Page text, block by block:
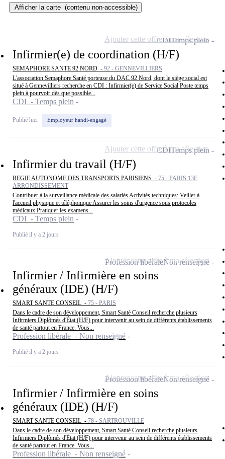
Afficher la carte (contenu non-accessible)
Infirmier(e) de coordination (H/F)
SEMAPHORE SANTE 92 NORD - 92 - GENNEVILLIERS
L'association Semaphore Santé porteuse du DAC 92 Nord, dont le siège social est
situé à Gennevilliers recherche en CDI : Infirmier(e) de Service Social Poste temps
plein à pourvoir dès que possible...
CDI - Temps plein
Publié hier Employeur handi-engagé
CDITemps plein
Ajouter cette offre à ma sélection
Infirmier du travail (H/F)
REGIE AUTONOME DES TRANSPORTS PARISIENS - 75 - PARIS 13E
ARRONDISSEMENT
Contribuer à la surveillance médicale des salariés Activités techniques: Veiller à
l'accueil physique et téléphonique Assurer les soins d'urgence sous protocoles
médicaux Pratiquer les examens...
CDI - Temps plein
Publié il y a 2 jours
CDITemps plein
Ajouter cette offre à ma sélection
Infirmier / Infirmière en soins
généraux (IDE) (H/F)
SMART SANTE CONSEIL - 75 - PARIS
Dans le cadre de son développement, Smart Santé Conseil recherche plusieurs
Infirmiers Diplômés d'État (H/F) pour intervenir au sein de différents établissements
de santé partout en France. Vous...
Profession libérale - Non renseigné
Publié il y a 2 jours
Profession libéraleNon renseigné
Ajouter cette offre à ma sélection
Infirmier / Infirmière en soins
généraux (IDE) (H/F)
SMART SANTE CONSEIL - 78 - SARTROUVILLE
Dans le cadre de son développement, Smart Santé Conseil recherche plusieurs
Infirmiers Diplômés d'État (H/F) pour intervenir au sein de différents établissements
de santé partout en France. Vous...
Profession libérale - Non renseigné
Profession libéraleNon renseigné
Ajouter cette offre à ma sélection